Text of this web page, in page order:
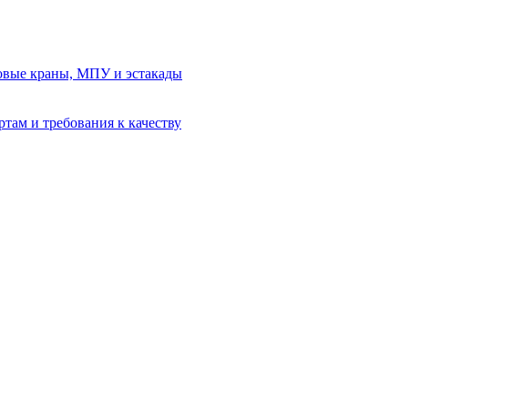
краны, МПУ и эстакады
и требования к качеству